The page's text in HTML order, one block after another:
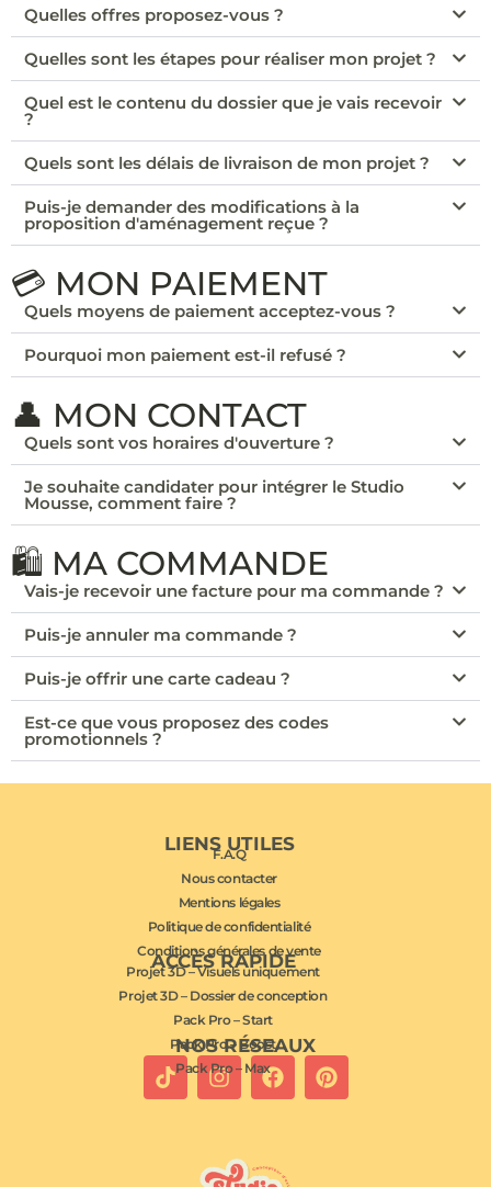
Quelles offres proposez-vous ?
Quelles sont les étapes pour réaliser mon projet ?
Quel est le contenu du dossier que je vais recevoir
?
Quels sont les délais de livraison de mon projet ?
Puis-je demander des modifications à la
proposition d'aménagement reçue ?
💳 MON PAIEMENT
Quels moyens de paiement acceptez-vous ?
Pourquoi mon paiement est-il refusé ?
👤 MON CONTACT
Quels sont vos horaires d'ouverture ?
Je souhaite candidater pour intégrer le Studio
Mousse, comment faire ?
🛍️ MA COMMANDE
Vais-je recevoir une facture pour ma commande ?
Puis-je annuler ma commande ?
Puis-je offrir une carte cadeau ?
Est-ce que vous proposez des codes
promotionnels ?
NOS RÉSEAUX
ACCÈS RAPIDE
Projet 3D – Visuels uniquement
Projet 3D – Dossier de conception
Pack Pro – Start
Pack Pro – Boost
Pack Pro – Max
LIENS UTILES
F.A.Q
Nous contacter
Mentions légales
Politique de confidentialité
Conditions générales de vente